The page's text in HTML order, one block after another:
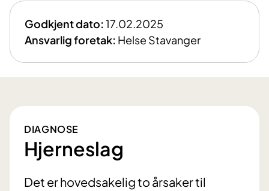
Godkjent dato:17.02.2025
Ansvarlig foretak: Helse Stavanger
DIAGNOSE
Hjerneslag
Det er hovedsakelig to årsaker til